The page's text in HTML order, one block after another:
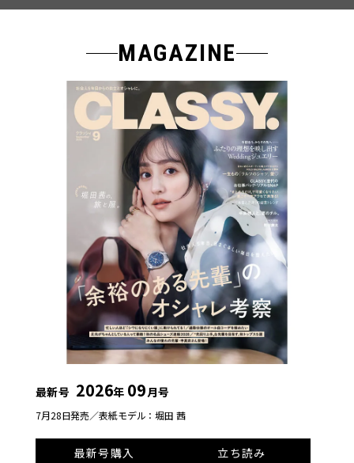
MAGAZINE
最新号 2026年 09月号
7月28日発売／表紙モデル：堀田 茜
最新号購入
立ち読み